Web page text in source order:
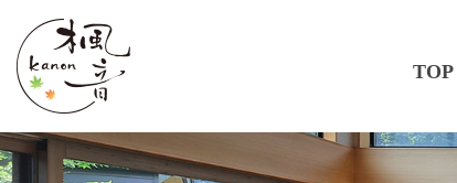
TOP